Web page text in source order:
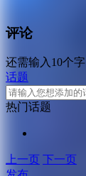
评论
还需输入10个字
话题
热门话题
上一页 下一页